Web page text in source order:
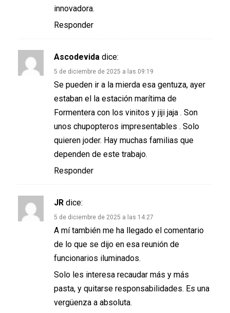
innovadora.
Responder
Ascodevida dice:
5 de diciembre de 2025 a las 09:19
Se pueden ir a la mierda esa gentuza, ayer
estaban el la estación marítima de
Formentera con los vinitos y jiji jaja . Son
unos chupopteros impresentables . Solo
quieren joder. Hay muchas familias que
dependen de este trabajo.
Responder
JR dice:
5 de diciembre de 2025 a las 14:27
A mí también me ha llegado el comentario
de lo que se dijo en esa reunión de
funcionarios iluminados.
Solo les interesa recaudar más y más
pasta, y quitarse responsabilidades. Es una
vergüenza a absoluta.